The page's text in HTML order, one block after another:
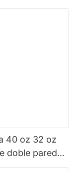
para niños
40 oz 32 oz
doble pared
de acero